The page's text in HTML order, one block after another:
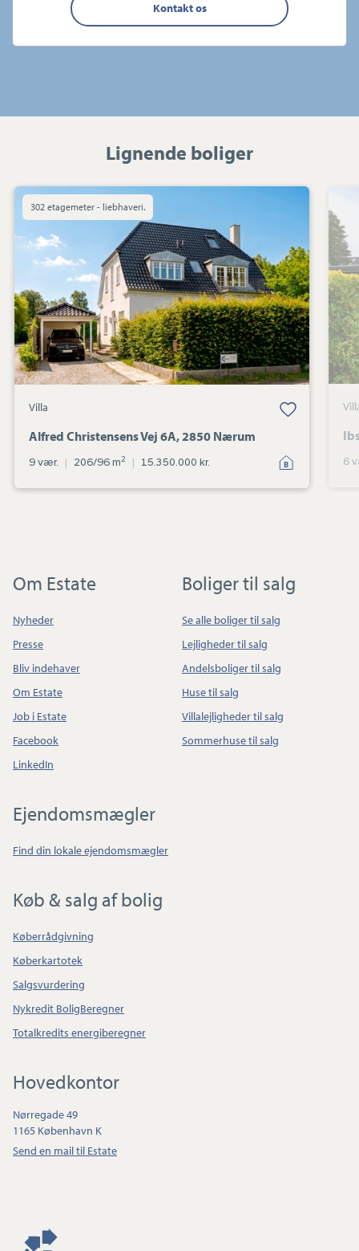
Kontakt os
Lignende boliger
Christensens
Vej
6A,
2850
Nærum
302 etagemeter - liebhaveri.
Villa
Alfred Christensens Vej 6A, 2850 Nærum
9 vær. | 206/96 m2 | 15.350.000 kr. 6
Om Estate
Nyheder
Presse
Bliv indehaver
Om Estate
Job i Estate
Facebook
LinkedIn
Boliger til salg
Se alle boliger til salg
Lejligheder til salg
Andelsboliger til salg
Huse til salg
Villalejligheder til salg
Sommerhuse til salg
Ejendomsmægler
Find din lokale ejendomsmægler
Køb & salg af bolig
Køberrådgivning
Køberkartotek
Salgsvurdering
Nykredit BoligBeregner
Totalkredits energiberegner
Hovedkontor
Nørregade 49
1165 København K
Send en mail til Estate